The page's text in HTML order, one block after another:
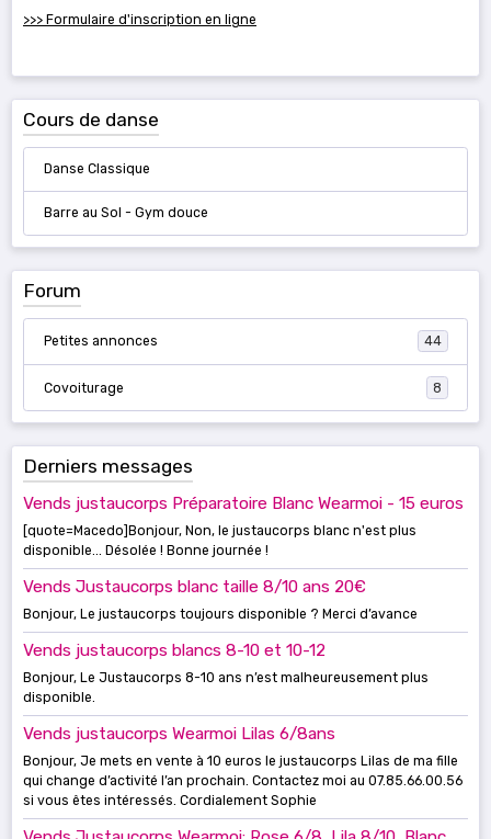
>>> Formulaire d'inscription en ligne
Cours de danse
Danse Classique
Barre au Sol - Gym douce
Forum
Petites annonces 44
Covoiturage 8
Derniers messages
Vends justaucorps Préparatoire Blanc Wearmoi - 15 euros
[quote=Macedo]Bonjour, Non, le justaucorps blanc n'est plus
disponible... Désolée ! Bonne journée !
Vends Justaucorps blanc taille 8/10 ans 20€
Bonjour, Le justaucorps toujours disponible ? Merci d’avance
Vends justaucorps blancs 8-10 et 10-12
Bonjour, Le Justaucorps 8-10 ans n’est malheureusement plus
disponible.
Vends justaucorps Wearmoi Lilas 6/8ans
Bonjour, Je mets en vente à 10 euros le justaucorps Lilas de ma fille
qui change d’activité l’an prochain. Contactez moi au 07.85.66.00.56
si vous êtes intéressés. Cordialement Sophie